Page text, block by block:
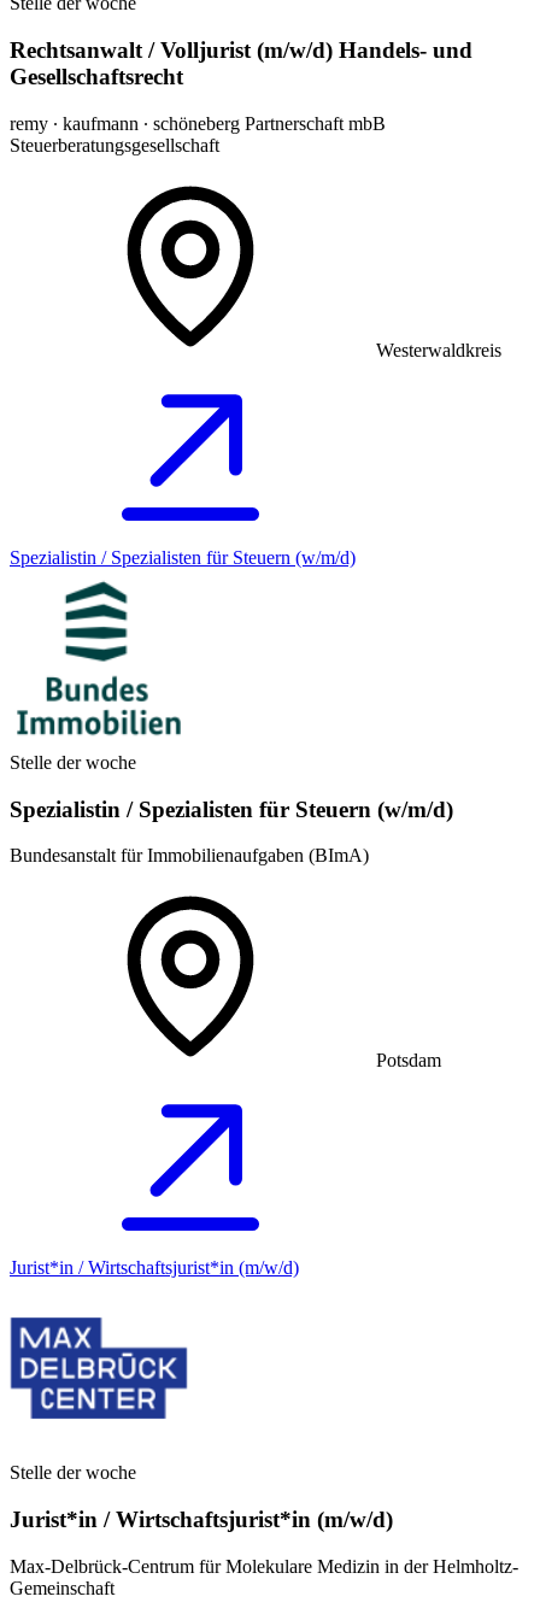
Rechtsanwalt / Volljurist (m/w/d) Handels- und
Gesellschaftsrecht
remy ∙ kaufmann ∙ schöneberg Partnerschaft mbB
Steuerberatungsgesellschaft
Westerwaldkreis
Spezialistin / Spezialisten für Steuern (w/m/d)
Stelle der woche
Spezialistin / Spezialisten für Steuern (w/m/d)
Bundesanstalt für Immobilienaufgaben (BImA)
Potsdam
Jurist*in / Wirtschafts­jurist*in (m/w/d)
Stelle der woche
Jurist*in / Wirtschafts­jurist*in (m/w/d)
Max-Delbrück-Centrum für Molekulare Medizin in der Helmholtz-
Gemeinschaft